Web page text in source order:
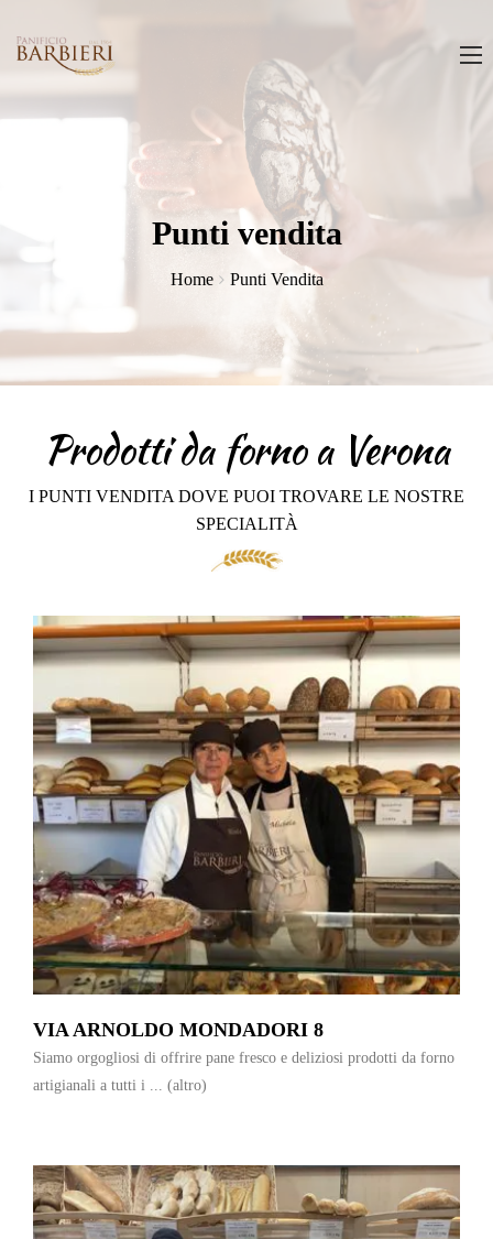
Punti vendita
Home Punti Vendita
Prodotti da forno a Verona
I PUNTI VENDITA DOVE PUOI TROVARE LE NOSTRE
SPECIALITÀ
VIA ARNOLDO MONDADORI 8
Siamo orgogliosi di offrire pane fresco e deliziosi prodotti da forno
artigianali a tutti i ... (altro)